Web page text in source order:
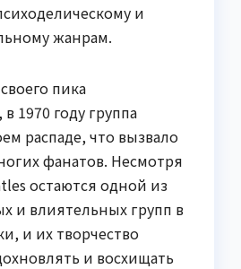
и
жанрам.
пика
1970 году группа
распаде, что вызвало
фанатов. Несмотря
остаются одной из
и влиятельных групп в
и их творчество
и восхищать